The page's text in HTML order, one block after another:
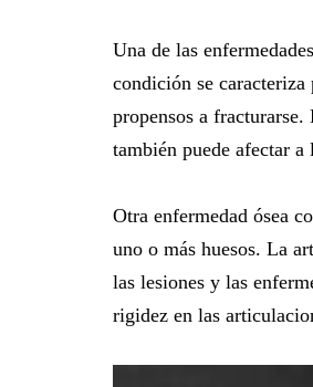
Una de las
condición se caracteriza
propensos a fracturarse.
también puede afectar a
Otra enfermedad ósea
uno o más huesos. La
las lesiones y las
rigidez en las